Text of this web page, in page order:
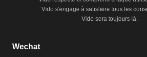
Vido s'engage à satisfaire tous les
Vido sera toujours là.
Wechat